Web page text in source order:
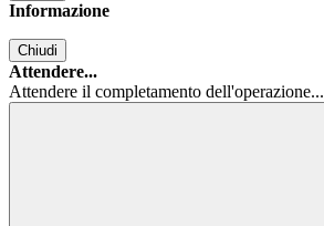
Informazione
Chiudi
Attendere...
Attendere il completamento dell'operazione...